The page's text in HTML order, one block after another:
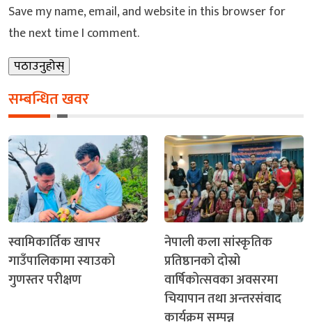
Save my name, email, and website in this browser for
the next time I comment.
सम्बन्धित खवर
स्वामिकार्तिक खापर
गाउँपालिकामा स्याउको
गुणस्तर परीक्षण
नेपाली कला सांस्कृतिक
प्रतिष्ठानको दोस्रो
वार्षिकोत्सवका अवसरमा
चियापान तथा अन्तरसंवाद
कार्यक्रम सम्पन्न